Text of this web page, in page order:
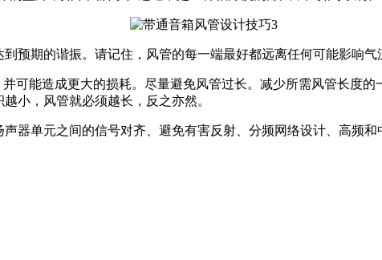
预期的谐振。请记住，风管的每一端最好都远离任何可能影响气
可能造成更大的损耗。尽量避免风管过长。减少所需风管长度
小，风管就必须越长，反之亦然。
器单元之间的信号对齐、避免有害反射、分频网络设计、高频